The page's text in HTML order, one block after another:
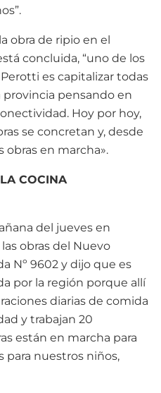
obra de ripio en el
concluida, “uno de los
es capitalizar todas
pensando en
Hoy por hoy,
se concretan y, desde
obras en marcha».
COCINA
del jueves en
obras del Nuevo
Nº 9602 y dijo que es
por la región porque allí
diarias de comida
y trabajan 20
están en marcha para
para nuestros niños,